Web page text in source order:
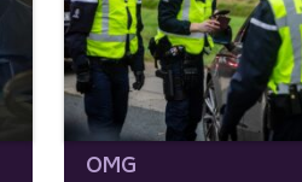
OMG